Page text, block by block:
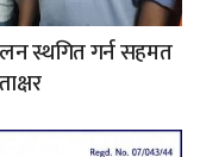
स्थगित गर्न सहमत